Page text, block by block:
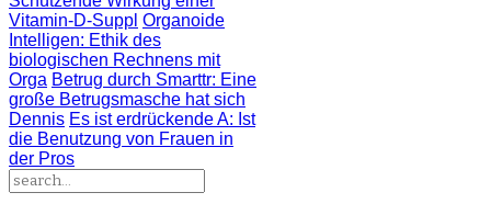
Vitamin-D-Suppl Organoide
Intelligen: Ethik des
biologischen Rechnens mit
Orga Betrug durch Smarttr: Eine
große Betrugsmasche hat sich
Dennis Es ist erdrückende A: Ist
die Benutzung von Frauen in
der Pros